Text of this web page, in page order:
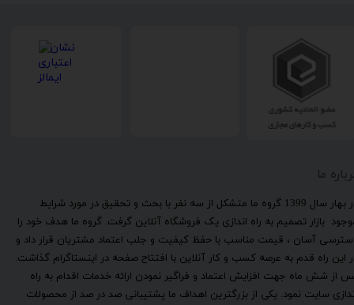
ما
​در بهار سال 1399 گروه ما متشکل از سه نفر با بحث و تحقیق در مورد شرایط
بازار تصمیم به راه اندازی یک فروشگاه آنلاین گرفت. گروه ما هدف خود را
آسان ، قیمت مناسب با حفظ کیفیت و جلب اعتماد مشتریان قرار داد و
این راه قدم به عرصه کسب و کار آنلاین با افتتاح صفحه در اینستاگرام گذاشت.
از شش ماه جهت افزایش اعتماد و فراگیر نمودن ارائه خدمات اقدام به راه
سایت نمود. یکی از بزرگترین اهداف ما پشتیبانی صد در صد از محصولات